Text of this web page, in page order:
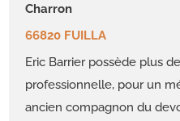
charron
66820 FUILLA
Eric Barrier possède plus
professionnelle, pour un
ancien compagnon du